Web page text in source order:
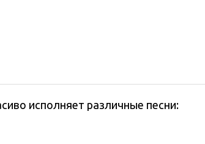
исполняет различные песни: